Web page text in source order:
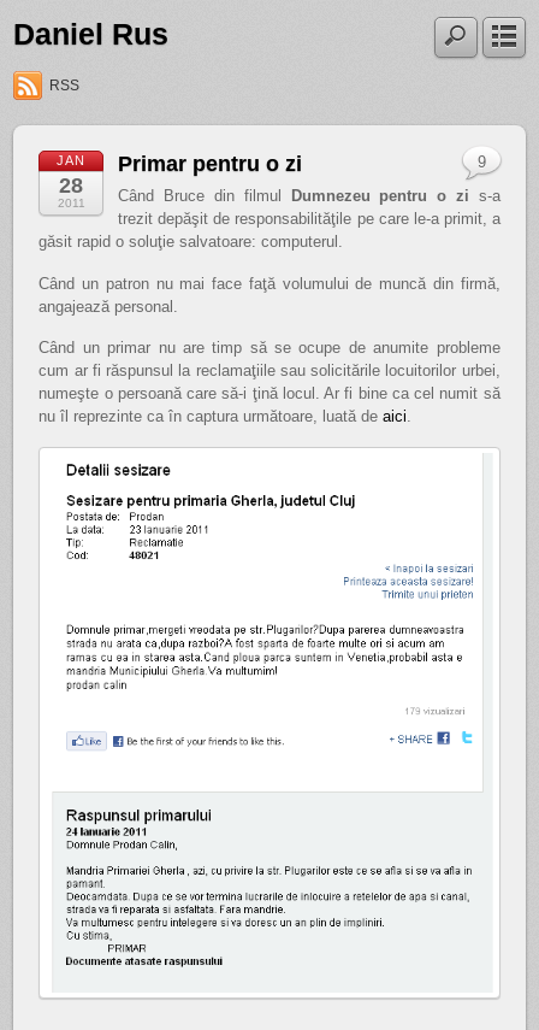
Daniel Rus
RSS
JAN
28
2011
Primar pentru o zi
Când Bruce din filmul Dumnezeu pentru o zi s-a
trezit depăşit de responsabilităţile pe care le-a primit, a
găsit rapid o soluţie salvatoare: computerul.
Când un patron nu mai face faţă volumului de muncă din firmă,
angajează personal.
Când un primar nu are timp să se ocupe de anumite probleme
cum ar fi răspunsul la reclamaţiile sau solicitările locuitorilor urbei,
numeşte o persoană care să-i ţină locul. Ar fi bine ca cel numit să
nu îl reprezinte ca în captura următoare, luată deaici.
9